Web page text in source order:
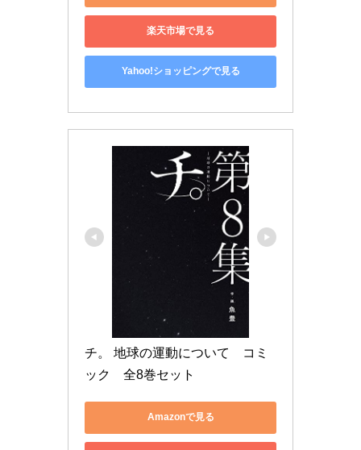
楽天市場で見る
Yahoo!ショッピングで見る
チ。 地球の運動について　コミ
ック　全8巻セット
Amazonで見る